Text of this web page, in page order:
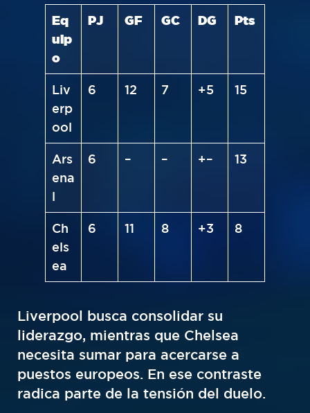
Eq
uip
o
PJ GF GC DG Pts
Liv
erp
ool
6 12 7 +5 15
Ars
ena
l
6 – – +– 13
Ch
els
ea
6 11 8 +3 8
Liverpool busca consolidar su
liderazgo, mientras que Chelsea
necesita sumar para acercarse a
puestos europeos. En ese contraste
radica parte de la tensión del duelo.